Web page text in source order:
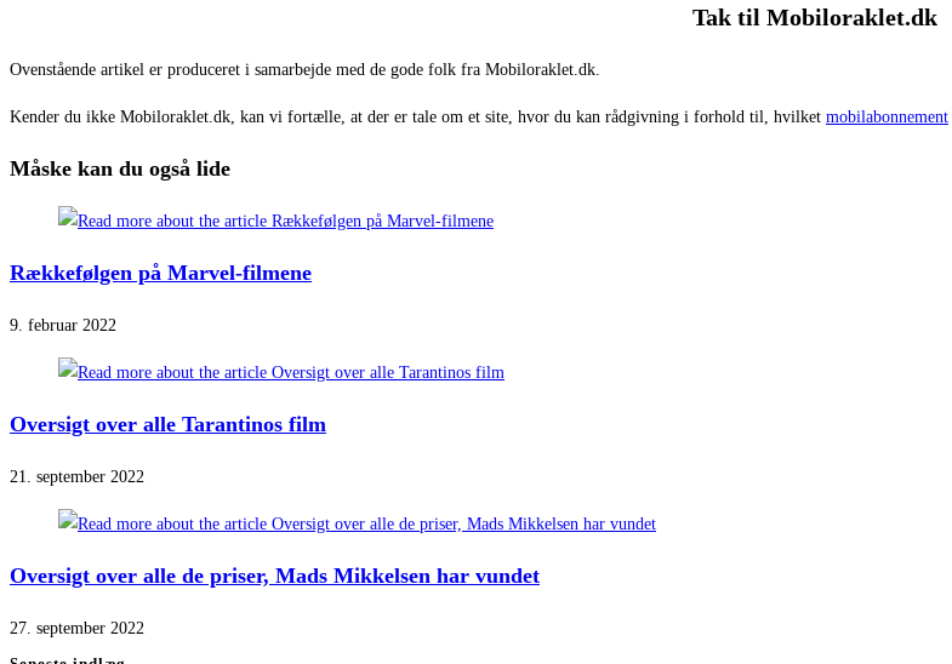
Tak til Mobiloraklet.dk
Ovenstående artikel er produceret i samarbejde med de gode folk fra Mobiloraklet.dk.
Kender du ikke Mobiloraklet.dk, kan vi fortælle, at der er tale om et site, hvor du kan rådgivning i forhold til, hvilket mobilabonnement
Måske kan du også lide
Rækkefølgen på Marvel-filmene
9. februar 2022
Oversigt over alle Tarantinos film
21. september 2022
Oversigt over alle de priser, Mads Mikkelsen har vundet
27. september 2022